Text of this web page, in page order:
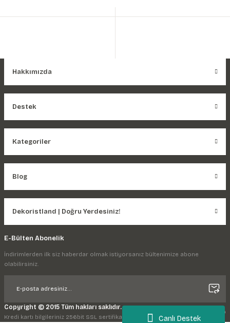
Canlı Destek
Hakkımızda
Destek
Kategoriler
Blog
Dekoristland | Doğru Yerdesiniz!
E-Bülten Abonelik
İndirimlerden ilk siz haberdar olmak istiyorsanız bültenimize abone
olabilirsiniz.
Copyright © 2015 Tüm hakları saklıdır.
Kredi kartı bilgileriniz 256bit SSL sertifikası ile korunmaktadır.